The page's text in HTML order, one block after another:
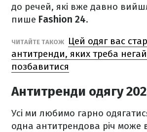
до речей, які вже давно
пише Fashion 24.
ЧИТАЙТЕ ТАКОЖ
Цей одяг вас
антитренди, яких треба
позбавитися
Антитренди одягу
Усі ми любимо гарно
одна антитрендова річ може